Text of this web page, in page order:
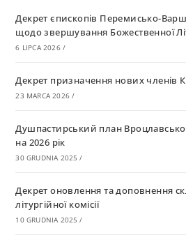
Декрет єпископів Перемисько-
щодо звершування Божественної
6 LIPCA 2026 /
Декрет призначення нових членів
23 MARCA 2026 /
Душпастирський план Вроцлавсько-
на 2026 рік
30 GRUDNIA 2025 /
Декрет оновлення та доповнення
літургійної комісії
10 GRUDNIA 2025 /